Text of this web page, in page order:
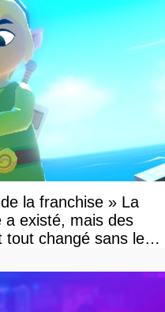
la franchise » La
a existé, mais des
tout changé sans le